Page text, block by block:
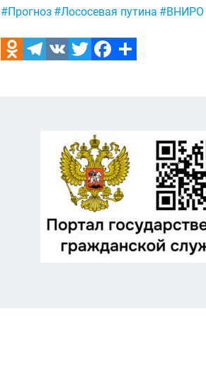
Метки:
#Прогноз #Лососевая путина #ВНИРО